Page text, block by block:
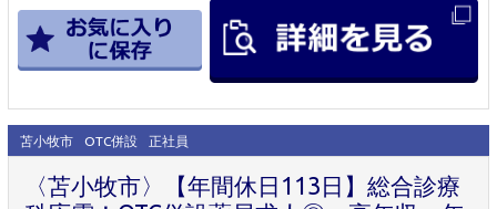
苫小牧市 OTC併設 正社員
〈苫小牧市〉【年間休日113日】総合診療